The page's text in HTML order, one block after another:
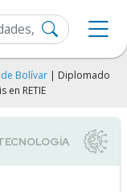
Bolívar | Diplomado
en RETIE